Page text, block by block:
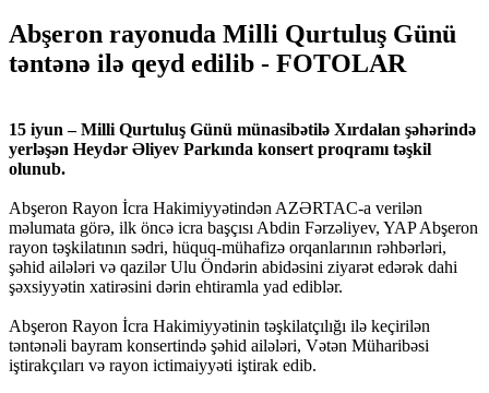
Abşeron rayonuda Milli Qurtuluş Günü
təntənə ilə qeyd edilib - FOTOLAR
15 iyun – Milli Qurtuluş Günü münasibətilə Xırdalan şəhərində
yerləşən Heydər Əliyev Parkında konsert proqramı təşkil
olunub.
Abşeron Rayon İcra Hakimiyyətindən AZƏRTAC-a verilən
məlumata görə, ilk öncə icra başçısı Abdin Fərzəliyev, YAP Abşeron
rayon təşkilatının sədri, hüquq-mühafizə orqanlarının rəhbərləri,
şəhid ailələri və qazilər Ulu Öndərin abidəsini ziyarət edərək dahi
şəxsiyyətin xatirəsini dərin ehtiramla yad ediblər.
Abşeron Rayon İcra Hakimiyyətinin təşkilatçılığı ilə keçirilən
təntənəli bayram konsertində şəhid ailələri, Vətən Müharibəsi
iştirakçıları və rayon ictimaiyyəti iştirak edib.